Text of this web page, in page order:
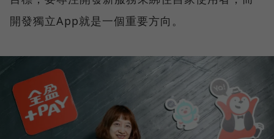
開發獨立App就是一個重要方向。